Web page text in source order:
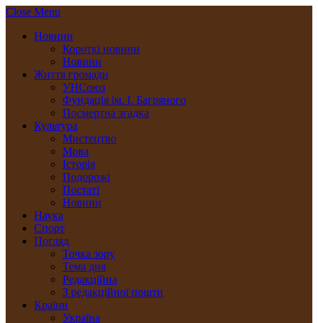
Close Menu
Новини
Короткі новини
Новини
Життя громади
УНСоюз
Фундація ім. І. Багряного
Посмертна згадка
Культура
Мистецтво
Мова
Історія
Подорожі
Постаті
Новини
Наука
Спорт
Погляд
Точка зору
Тема дня
Редакційна
З редакційної пошти
Країни
Україна